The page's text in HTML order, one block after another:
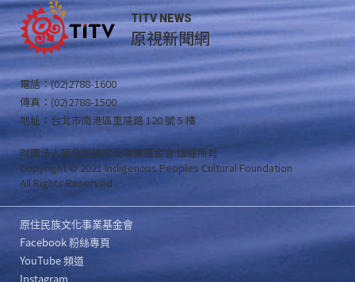
TITV NEWS
原視新聞網
電話：(02)2788-1600
傳真：(02)2788-1500
地址：台北市南港區重陽路 120 號 5 樓
財團法人原住民族文化事業基金會 版權所有
Copyright © 2021 Indigenous Peoples Cultural Foundation
All Rights Reserved .
原住民族文化事業基金會
Facebook 粉絲專頁
YouTube 頻道
Instagram